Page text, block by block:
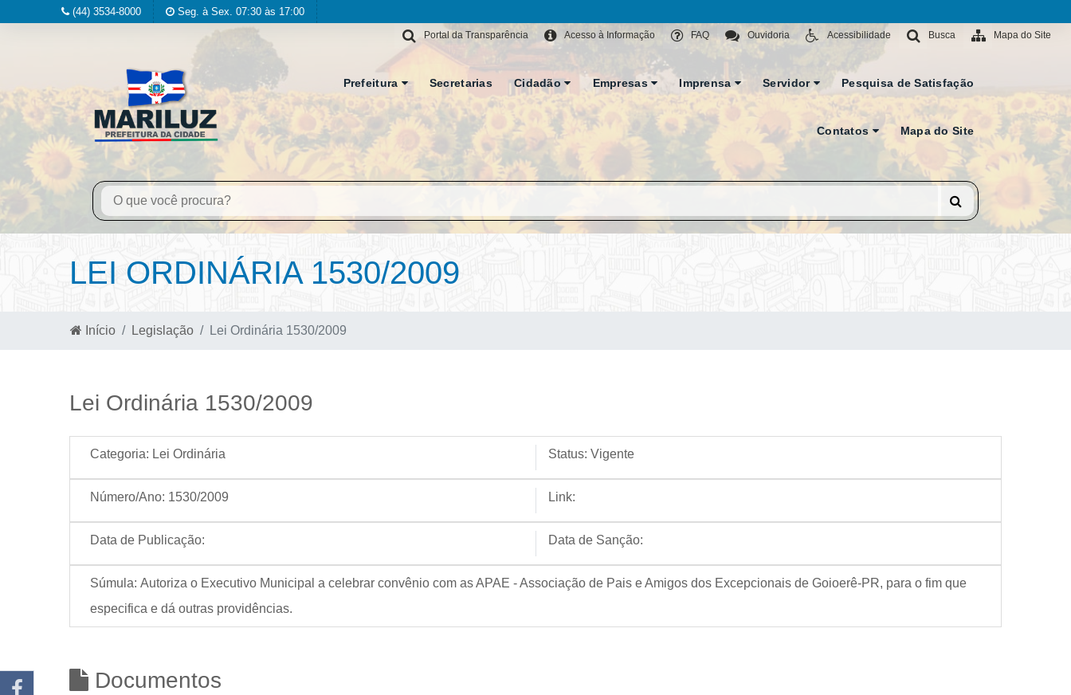
(44) 3534-8000 Seg. à Sex. 07:30 às 17:00
Mapa do Site
Busca
Acessibilidade
Ouvidoria
FAQ
Acesso à Informação
Portal da Transparência
Prefeitura Secretarias Cidadão Empresas Imprensa Servidor Pesquisa de Satisfação
Contatos Mapa do Site
LEI ORDINÁRIA 1530/2009
Início Legislação Lei Ordinária 1530/2009
Lei Ordinária 1530/2009
Categoria: Lei Ordinária Status: Vigente
Número/Ano: 1530/2009 Link:
Data de Publicação: Data de Sanção:
Súmula: Autoriza o Executivo Municipal a celebrar convênio com as APAE - Associação de Pais e Amigos dos Excepcionais de Goioerê-PR, para o fim que
especifica e dá outras providências.
Documentos